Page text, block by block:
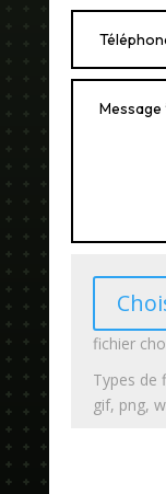
fichier
Types de
gif, png,